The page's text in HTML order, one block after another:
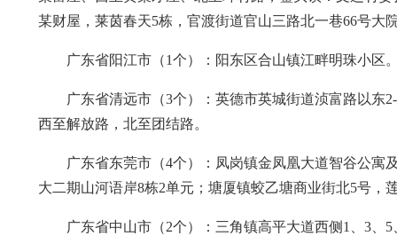
某财屋，莱茵春天5栋，官渡街道官山三路北一巷66号大
广东省阳江市（1个）：阳东区合山镇江畔明珠小区
广东省清远市（3个）：英德市英城街道浈富路以东
西至解放路，北至团结路。
广东省东莞市（4个）：凤岗镇金凤凰大道智谷公寓
大二期山河语岸8栋2单元；塘厦镇蛟乙塘商业街北5号，
广东省中山市（2个）：三角镇高平大道西侧1、3、